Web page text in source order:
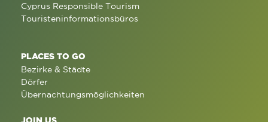
Cyprus Responsible Tourism
Touristeninformationsbüros
PLACES TO GO
Bezirke & Städte
Dörfer
Übernachtungsmöglichkeiten
JOIN US